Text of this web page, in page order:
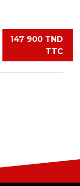
147 900 TND
TTC